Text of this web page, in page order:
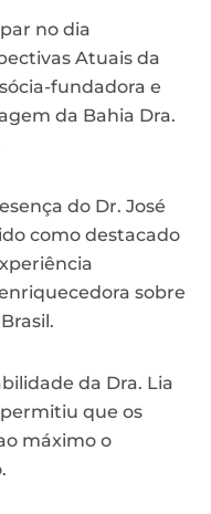
no dia
Atuais da
fundadora e
da Bahia Dra.
do Dr. José
como destacado
sobre
da Dra. Lia
que os
máximo o